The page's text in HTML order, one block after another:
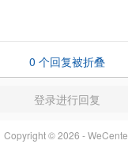
0 个回复被折叠
登录进行回复
Copyright © 2026 -